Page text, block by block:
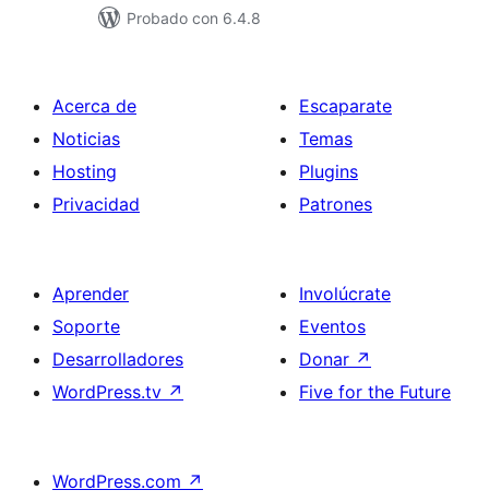
Probado con 6.4.8
Acerca de
Noticias
Hosting
Privacidad
Escaparate
Temas
Plugins
Patrones
Aprender
Soporte
Desarrolladores
WordPress.tv ↗
Involúcrate
Eventos
Donar ↗
Five for the Future
WordPress.com ↗